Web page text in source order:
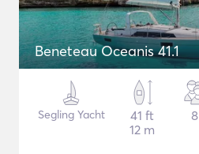
Beneteau Oceanis 41.1
Segling Yacht
41 ft
12 m
8